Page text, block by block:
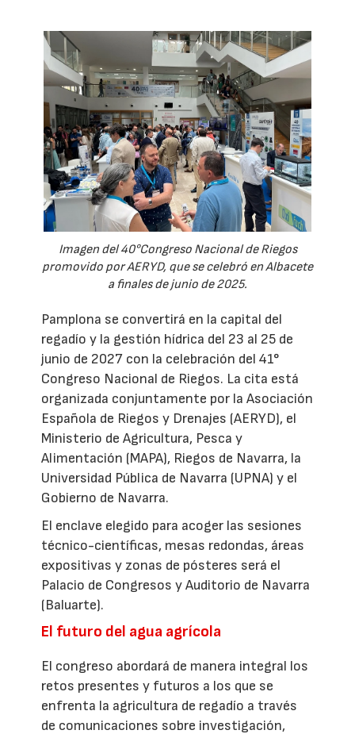
Imagen del 40°Congreso Nacional de Riegos
promovido por AERYD, que se celebró en Albacete
a finales de junio de 2025.
Pamplona se convertirá en la capital del
regadío y la gestión hídrica del 23 al 25 de
junio de 2027 con la celebración del 41°
Congreso Nacional de Riegos. La cita está
organizada conjuntamente por la Asociación
Española de Riegos y Drenajes (AERYD), el
Ministerio de Agricultura, Pesca y
Alimentación (MAPA), Riegos de Navarra, la
Universidad Pública de Navarra (UPNA) y el
Gobierno de Navarra.
El enclave elegido para acoger las sesiones
técnico-científicas, mesas redondas, áreas
expositivas y zonas de pósteres será el
Palacio de Congresos y Auditorio de Navarra
(Baluarte).
El futuro del agua agrícola
El congreso abordará de manera integral los
retos presentes y futuros a los que se
enfrenta la agricultura de regadío a través
de comunicaciones sobre investigación,